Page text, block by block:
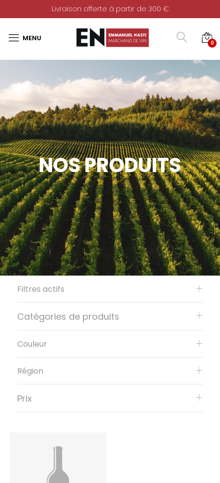
Livraison offerte à partir de 300 €
0
NOS PRODUITS
Filtres actifs
Catégories de produits
Couleur
Région
Prix